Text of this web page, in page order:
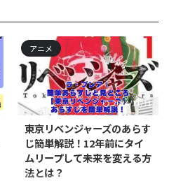
アニメ
2024/11/11
東京リベンジャーズのあらす
じ簡単解説！12年前にタイ
ムリープして未来を変える方
法とは？